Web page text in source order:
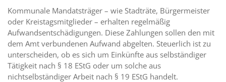
Kommunale Mandatsträger – wie Stadträte, Bürgermeister
oder Kreistagsmitglieder – erhalten regelmäßig
Aufwandsentschädigungen. Diese Zahlungen sollen den mit
dem Amt verbundenen Aufwand abgelten. Steuerlich ist zu
unterscheiden, ob es sich um Einkünfte aus selbständiger
Tätigkeit nach § 18 EStG oder um solche aus
nichtselbständiger Arbeit nach § 19 EStG handelt.